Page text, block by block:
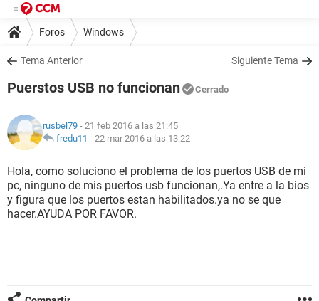
Foros Windows
Tema Anterior Siguiente Tema
Puerstos USB no funcionan Cerrado
rusbel79 - 21 feb 2016 a las 21:45
fredu11 - 22 mar 2016 a las 13:22
Hola, como soluciono el problema de los puertos USB de mi
pc, ninguno de mis puertos usb funcionan,.Ya entre a la bios
y figura que los puertos estan habilitados.ya no se que
hacer.AYUDA POR FAVOR.